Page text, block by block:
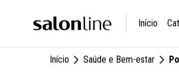
Início
Início Saúde e Bem-estar